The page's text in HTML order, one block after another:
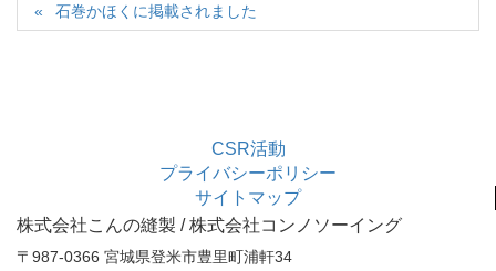
石巻かほくに掲載されました
CSR活動
プライバシーポリシー
サイトマップ
株式会社こんの縫製 / 株式会社コンノソーイング
〒987-0366 宮城県登米市豊里町浦軒34